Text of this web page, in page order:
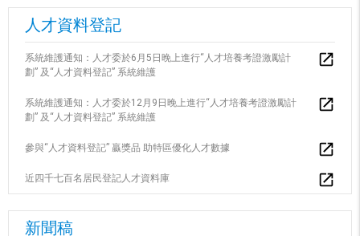
人才資料登記
系統維護通知：人才委於6月5日晚上進行“人才培養考證激勵計
劃” 及“人才資料登記” 系統維護
系統維護通知：人才委於12月9日晚上進行“人才培養考證激勵計
劃” 及“人才資料登記” 系統維護
參與“人才資料登記” 贏獎品 助特區優化人才數據
近四千七百名居民登記人才資料庫
新聞稿